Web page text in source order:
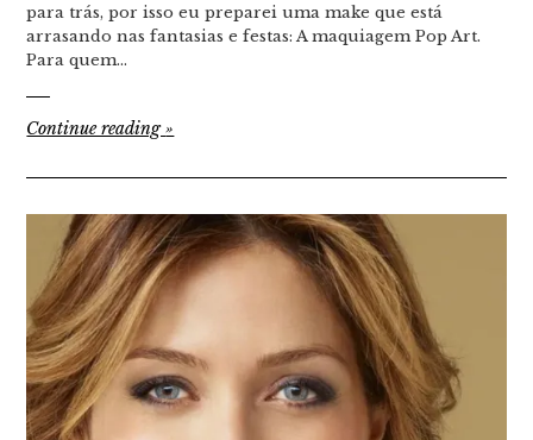
para trás, por isso eu preparei uma make que está
arrasando nas fantasias e festas: A maquiagem Pop Art.
Para quem…
Continue reading»